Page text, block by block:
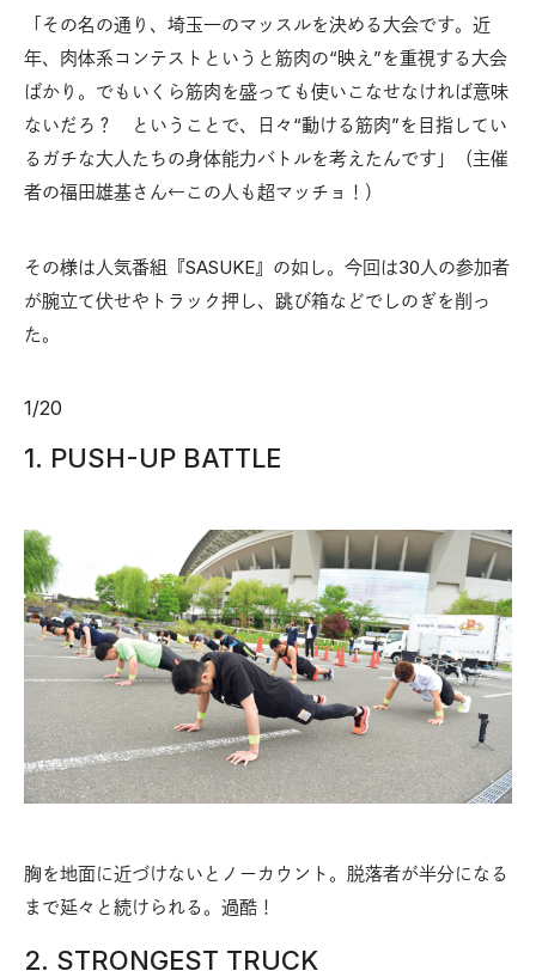
「その名の通り、埼玉一のマッスルを決める大会です。近
年、肉体系コンテストというと筋肉の“映え”を重視する大会
ばかり。でもいくら筋肉を盛っても使いこなせなければ意味
ないだろ？ ということで、日々“動ける筋肉”を目指してい
るガチな大人たちの身体能力バトルを考えたんです」（主催
者の福田雄基さん←この人も超マッチョ！）
その様は人気番組『SASUKE』の如し。今回は30人の参加者
が腕立て伏せやトラック押し、跳び箱などでしのぎを削っ
た。
1/20
1. PUSH-UP BATTLE
胸を地面に近づけないとノーカウント。脱落者が半分になる
まで延々と続けられる。過酷！
2. STRONGEST TRUCK